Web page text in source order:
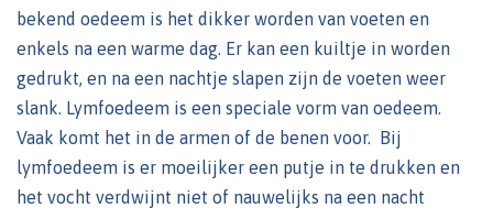
bekend oedeem is het dikker worden van voeten en
enkels na een warme dag. Er kan een kuiltje in worden
gedrukt, en na een nachtje slapen zijn de voeten weer
slank. Lymfoedeem is een speciale vorm van oedeem.
Vaak komt het in de armen of de benen voor. Bij
lymfoedeem is er moeilijker een putje in te drukken en
het vocht verdwijnt niet of nauwelijks na een nacht